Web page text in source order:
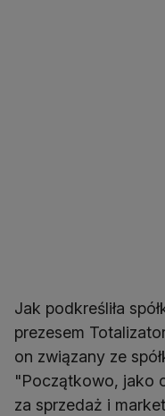
Jak podkreśliła
prezesem
on związany ze
"Początkowo, jako
za sprzedaż i